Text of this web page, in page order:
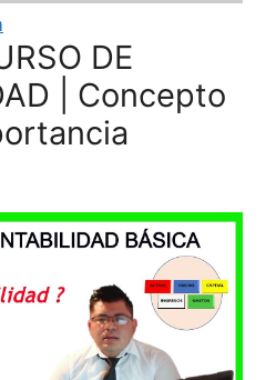
DE
| Concepto